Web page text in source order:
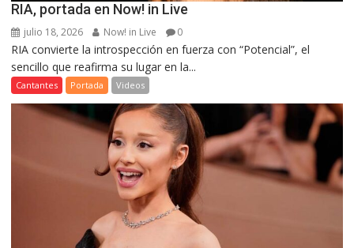
RIA, portada en Now! in Live
julio 18, 2026 Now! in Live 0
RIA convierte la introspección en fuerza con “Potencial”, el
sencillo que reafirma su lugar en la...
Cantantes Portada Videos